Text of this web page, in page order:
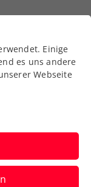
bei
Einige
es uns andere
Webseite